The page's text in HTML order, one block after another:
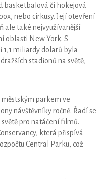
basketbalová či hokejová
nebo cirkusy. Její otevření
ale také nejvyužívanější
oblasti New York. S
miliardy dolarů byla
stadionů na světě,
parkem ve
návštěvníky ročně. Řadí se
pro natáčení filmů.
která přispívá
Central Parku, což